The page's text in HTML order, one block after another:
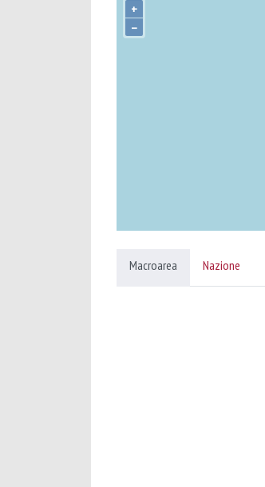
+
–
Macroarea Nazione